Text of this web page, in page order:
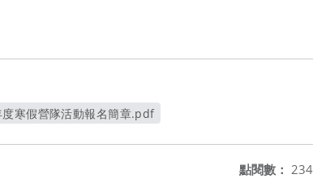
寒假營隊活動報名簡章.pdf
點閱數：